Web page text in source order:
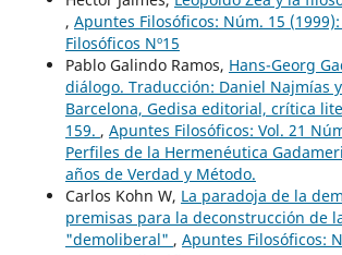
, Apuntes Filosóficos: Núm. 15
Filosóficos Nº15
Pablo Galindo Ramos, Hans-Georg
diálogo. Traducción: Daniel Najmías
Barcelona, Gedisa editorial, crítica
159. , Apuntes Filosóficos: Vol. 21
Perfiles de la Hermenéutica
años de Verdad y Método.
Carlos Kohn W, La paradoja de la
premisas para la deconstrucción de
"demoliberal" , Apuntes Filosóficos: